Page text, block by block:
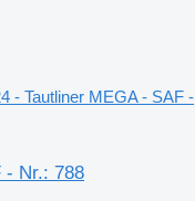
- Tautliner MEGA - SAF -
- Nr.: 788